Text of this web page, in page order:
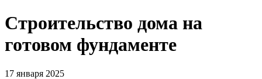
Строительство дома на
готовом фундаменте
17 января 2025